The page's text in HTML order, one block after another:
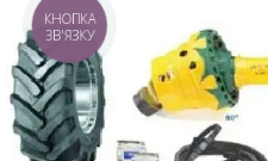
КНОПКА
ЗВ'ЯЗКУ